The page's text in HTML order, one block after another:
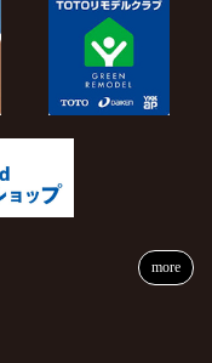
more